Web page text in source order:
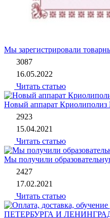
Мы зарегистрировали
3087
16.05.2022
Читать статью
Новый аппарат Криолиполиз
2923
15.04.2021
Читать статью
Мы получили
2427
17.02.2021
Читать статью